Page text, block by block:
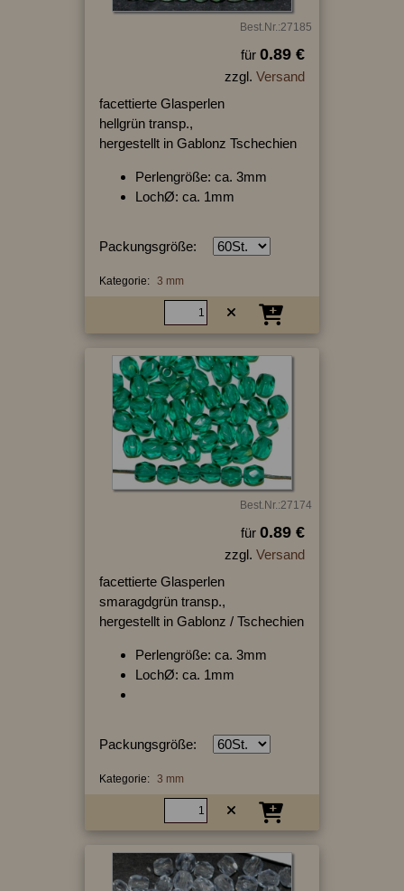
Best.Nr.:27185
für 0.89 €
zzgl. Versand
facettierte Glasperlen
hellgrün transp.,
hergestellt in Gablonz Tschechien
Perlengröße: ca. 3mm
LochØ: ca. 1mm
Packungsgröße:
Kategorie: 3 mm
Best.Nr.:27174
für 0.89 €
zzgl. Versand
facettierte Glasperlen
smaragdgrün transp.,
hergestellt in Gablonz / Tschechien
Perlengröße: ca. 3mm
LochØ: ca. 1mm
Packungsgröße:
Kategorie: 3 mm